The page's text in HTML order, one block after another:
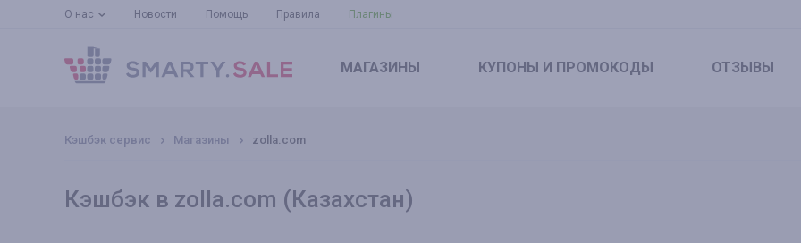
О нас Новости Помощь Правила Плагины
МАГАЗИНЫ КУПОНЫ И ПРОМОКОДЫ ОТЗЫВЫ
Кэшбэк сервис Магазины zolla.com
Кэшбэк в zolla.com (Казахстан)